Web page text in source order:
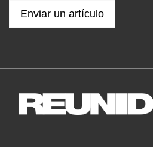
Enviar un artículo